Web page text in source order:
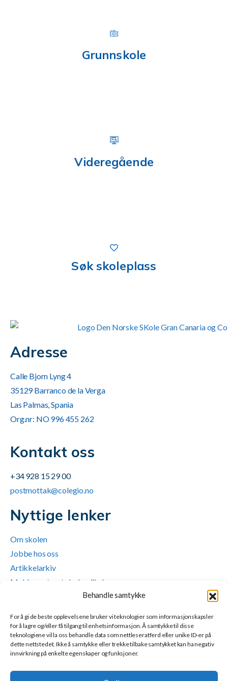
Behandle samtykke
For å gi de beste opplevelsene bruker vi teknologier som informasjonskapsler
for å lagre og/eller få tilgang til enhetsinformasjon. Å samtykke til disse
teknologiene vil la oss behandle data som nettleseratferd eller unike ID-er på
dette nettstedet. Ikke å samtykke eller trekke tilbake samtykket kan ha negativ
innvirkning på enkelte egenskaper og funksjoner.
Grunnskole
Videregående
Søk skoleplass
Adresse
Calle Bjorn Lyng 4
35129 Barranco de la Verga
Las Palmas, Spania
Org.nr: NO 996 455 262
Kontakt oss
+34 928 15 29 00
postmottak@colegio.no
Nyttige lenker
Om skolen
Jobbe hos oss
Artikkelarkiv
Meld om utrygt skolemiljø her
Sosiale medier